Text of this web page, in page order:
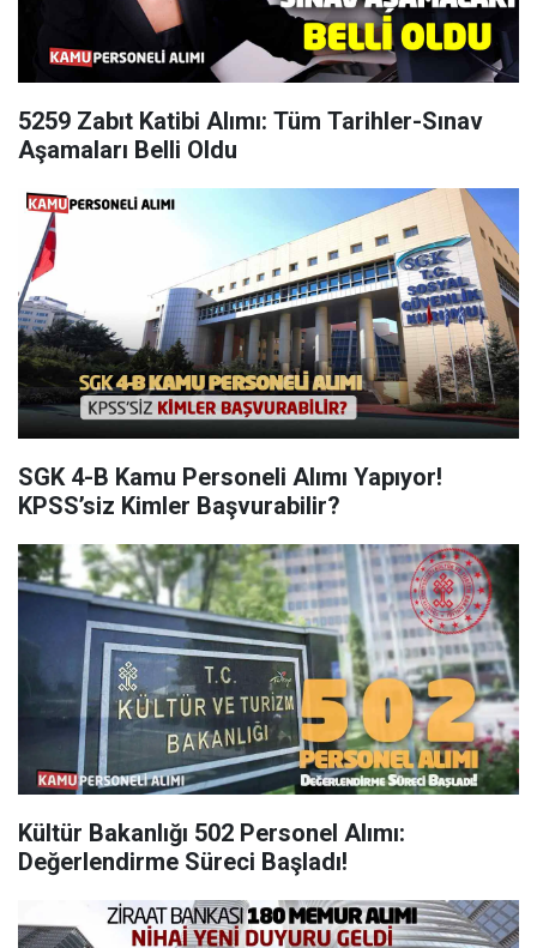
5259 Zabıt Katibi Alımı: Tüm Tarihler-Sınav
Aşamaları Belli Oldu
SGK 4-B Kamu Personeli Alımı Yapıyor!
KPSS’siz Kimler Başvurabilir?
Kültür Bakanlığı 502 Personel Alımı:
Değerlendirme Süreci Başladı!